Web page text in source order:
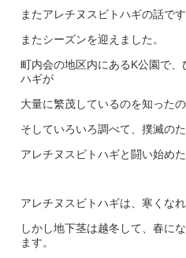
またアレチヌスビトハギの話です
またシーズンを迎えました。
町内会の地区内にあるK公園で
ハギが
大量に繁茂しているのを知った
そしていろいろ調べて、撲滅の
アレチヌスビトハギと闘い始め
アレチヌスビトハギは、寒くなれ
しかし地下茎は越冬して、春に
ます。